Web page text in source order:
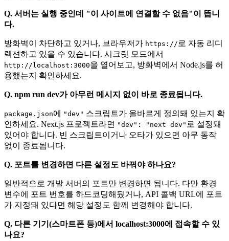
Q. 서버는 실행 중인데 "이 사이트에 연결할 수 없음"이 뜹니
다.
방화벽이 차단하고 있거나, 브라우저가 https:// 로 자동 리디
렉션하고 있을 수 있습니다. 시크릿 모드에서
http://localhost:3000을 열어보고, 방화벽에서 Node.js를 허
용했는지 확인하세요.
Q. npm run dev가 아무런 메시지 없이 바로 종료됩니다.
package.json에 "dev" 스크립트가 올바르게 정의돼 있는지 확
인하세요. Next.js 프로젝트라면 "dev": "next dev" 로 설정돼
있어야 합니다. 빈 스크립트이거나 오타가 있으면 아무 동작
없이 종료됩니다.
Q. 포트를 변경하면 다른 설정도 바꿔야 하나요?
일반적으로 개발 서버의 포트만 변경하면 됩니다. 다만 환경
변수에 포트 번호를 하드코딩해뒀거나, API 콜백 URL에 포트
가 지정돼 있다면 해당 설정도 함께 변경해야 합니다.
Q. 다른 기기(스마트폰 등)에서 localhost:3000에 접속할 수 있
나요?